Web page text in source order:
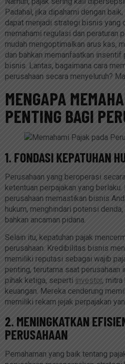
Padahal, jika dipahami dengan
dapat menjadi strategi bisnis yang
memahami regulasi dan peraturan
mudah mengoptimalkan arus kas,
dan bahkan memanfaatkan insentif
bisnis. Lantas, bagaimana cara
perusahaan secara menyeluruh?
MENGAPA
PENTING BAGI
1. FONDASI KEPATUHAN
Perusahaan yang beroperasi
ketentuan perpajakan yang
perusahaan memastikan bisnis
hukum, menghindari potensi
bahkan ancaman pidana.
Selain itu, kepatuhan pajak
perusahaan. Kredibilitas bisnis
memiliki reputasi sebagai wajib
penting, terutama saat perusahaan
pihak ketiga, seperti investor, mitra
keuangan. Mereka cenderung
memiliki rekam jejak perpajakan
2. MENINGKATKAN
PERUSAHAAN
Pemahaman yang baik tentang